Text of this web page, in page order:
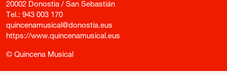
20002 Donostia / San Sebastián
Tel.: 943 003 170
quincenamusical@donostia.eus
https://www.quincenamusical.eus
© Quincena Musical